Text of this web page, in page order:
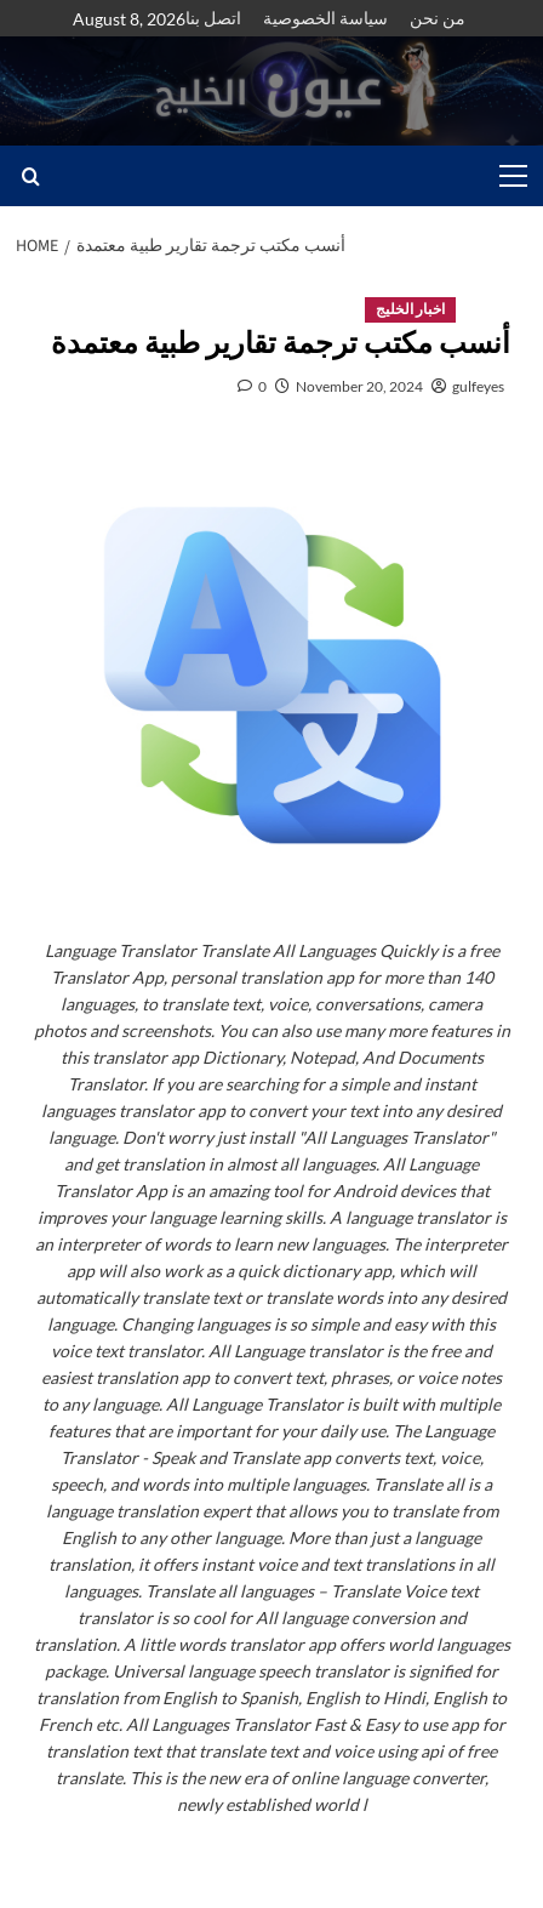
to
content
August 8, 2026اتصل بنا سياسة الخصوصية من نحن
Menu
HOME أنسب مكتب ترجمة تقارير طبية معتمدة
اخبار الخليج
أنسب مكتب ترجمة تقارير طبية معتمدة
gulfeyes
November 20, 2024
0
Language Translator Translate All Languages Quickly is a free
Translator App, personal translation app for more than 140
languages, to translate text, voice, conversations, camera
photos and screenshots. You can also use many more features in
this translator app Dictionary, Notepad, And Documents
Translator. If you are searching for a simple and instant
languages translator app to convert your text into any desired
language. Don't worry just install "All Languages Translator"
and get translation in almost all languages. All Language
Translator App is an amazing tool for Android devices that
improves your language learning skills. A language translator is
an interpreter of words to learn new languages. The interpreter
app will also work as a quick dictionary app, which will
automatically translate text or translate words into any desired
language. Changing languages is so simple and easy with this
voice text translator. All Language translator is the free and
easiest translation app to convert text, phrases, or voice notes
to any language. All Language Translator is built with multiple
features that are important for your daily use. The Language
Translator - Speak and Translate app converts text, voice,
speech, and words into multiple languages. Translate all is a
language translation expert that allows you to translate from
English to any other language. More than just a language
translation, it offers instant voice and text translations in all
languages. Translate all languages – Translate Voice text
translator is so cool for All language conversion and
translation. A little words translator app offers world languages
package. Universal language speech translator is signified for
translation from English to Spanish, English to Hindi, English to
French etc. All Languages Translator Fast & Easy to use app for
translation text that translate text and voice using api of free
translate. This is the new era of online language converter,
newly established world l